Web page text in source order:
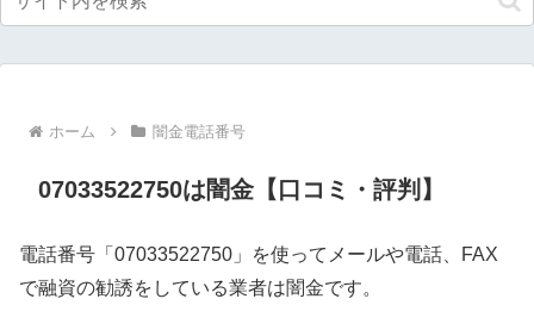
ホーム 闇金電話番号
07033522750は闇金【口コミ・評判】
電話番号「07033522750」を使ってメールや電話、FAX
で融資の勧誘をしている業者は闇金です。